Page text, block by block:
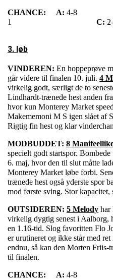
CHANCE: A: 4-8
1
C:
3. løb
VINDEREN: En hoppeprøve
går videre til finalen 10. juli. 4
virkelig godt, særligt de to
Lindhardt-trænede hest anden
hvor kun Monterey Market
Makememoni M S igen slået af
Rigtig fin hest og klar
MODBUDDET: 8
specielt godt startspor.
6. maj, hvor den til slut måtte
Monterey Market løbe forbi.
trænede hest også yderste spor
mod første sving. Stor
OUTSIDEREN: 5 Melody har
virkelig dygtig senest i Aalborg,
en 1.16-tid. Slog favoritten Flo
er urutineret og ikke står med
endnu, så kan den Morten Friis-
til finalen.
CHANCE: A: 4-8